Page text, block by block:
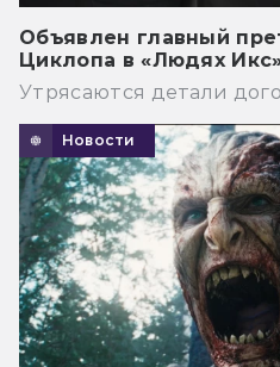
Объявлен главный
Циклопа в «Людях
Утрясаются детали
Новости